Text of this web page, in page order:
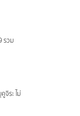
รวม
ระ ไม่